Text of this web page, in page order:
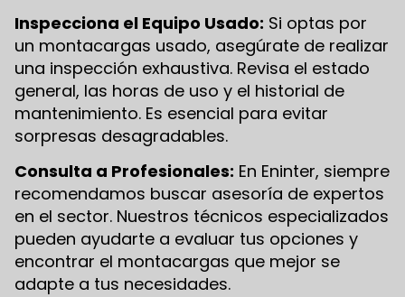
Inspecciona el Equipo Usado: Si optas por
un montacargas usado, asegúrate de realizar
una inspección exhaustiva. Revisa el estado
general, las horas de uso y el historial de
mantenimiento. Es esencial para evitar
sorpresas desagradables.
Consulta a Profesionales: En Eninter, siempre
recomendamos buscar asesoría de expertos
en el sector. Nuestros técnicos especializados
pueden ayudarte a evaluar tus opciones y
encontrar el montacargas que mejor se
adapte a tus necesidades.